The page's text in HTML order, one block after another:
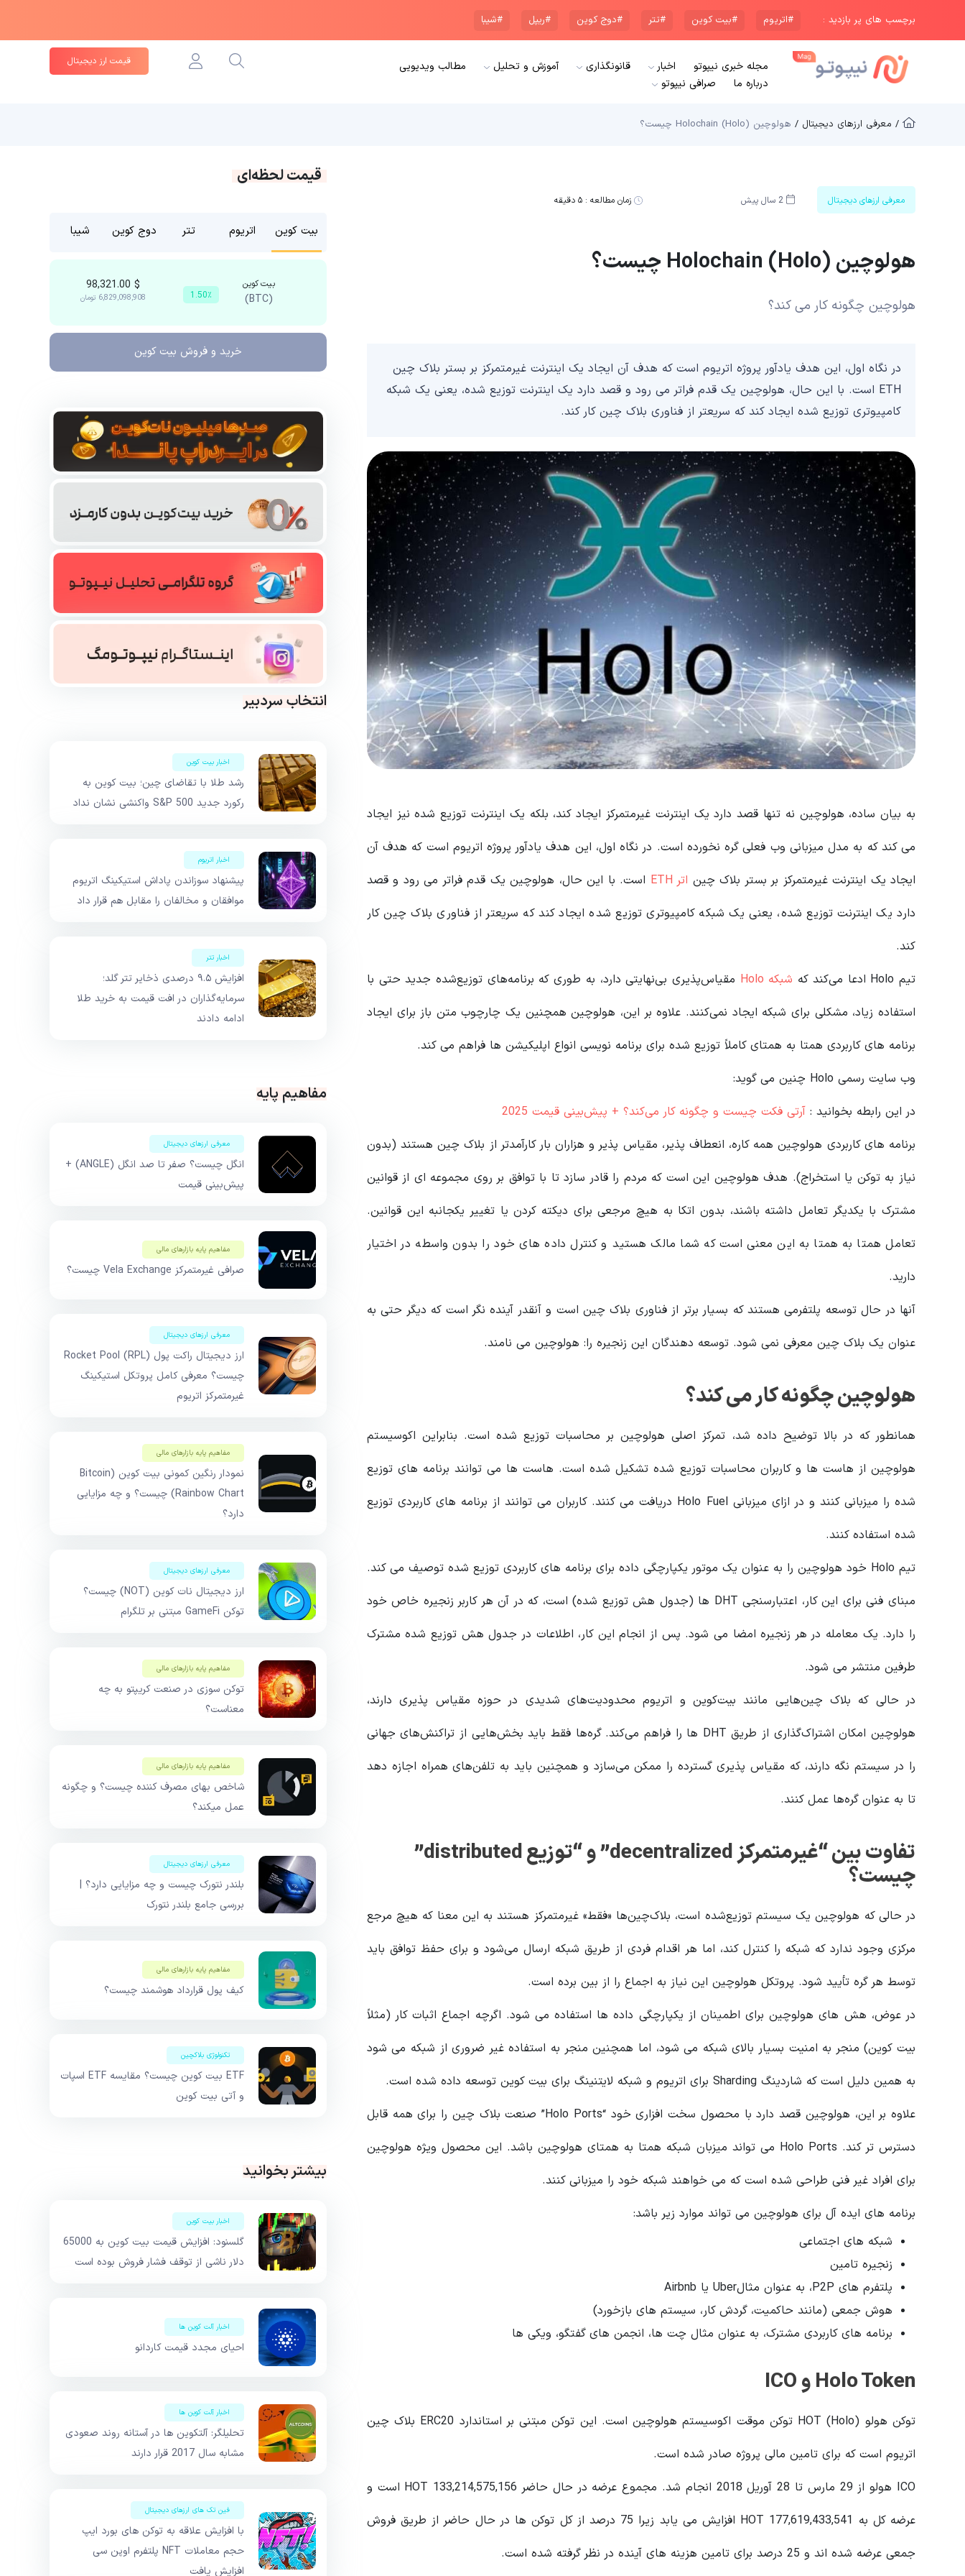
برچسب های پر بازدید : #اتریوم #بیت کوین #تتر #دوج کوین #ریپل #شیبا
مجله خبری نیپوتو اخبار قانونگذاری آموزش و تحلیل
مطالب ویدیویی
درباره ما
صرافی نیپوتو
قیمت ارز دیجیتال
/ معرفی ارزهای دیجیتال / هولوچین Holochain (Holo) چیست؟
معرفی ارزهای دیجیتال 2 سال پیش زمان مطالعه :۵ دقیقه
هولوچین Holochain (Holo) چیست؟
هولوچین چگونه کار می کند؟
در نگاه اول، این هدف یادآور پروژه اتریوم است که هدف آن ایجاد یک اینترنت غیرمتمرکز بر بستر بلاک چین
ETH است. با این حال، هولوچین یک قدم فراتر می رود و قصد دارد یک اینترنت توزیع شده، یعنی یک شبکه
کامپیوتری توزیع شده ایجاد کند که سریعتر از فناوری بلاک چین کار کند.
به بیان ساده، هولوچین نه تنها قصد دارد یک اینترنت غیرمتمرکز ایجاد کند، بلکه یک اینترنت توزیع شده نیز ایجاد
می کند که به مدل میزبانی وب فعلی گره نخورده است. در نگاه اول، این هدف یادآور پروژه اتریوم است که هدف آن
ایجاد یک اینترنت غیرمتمرکز بر بستر بلاک چین اتر ETH
است. با این حال، هولوچین یک قدم فراتر می رود و قصد
دارد یک اینترنت توزیع شده، یعنی یک شبکه کامپیوتری توزیع شده ایجاد کند که سریعتر از فناوری بلاک چین کار
کند.
تیم Holo ادعا می‌کند که
شبکه Holo
مقیاس‌پذیری بی‌نهایتی دارد، به طوری که برنامه‌های توزیع‌شده جدید حتی با
استفاده زیاد، مشکلی برای شبکه ایجاد نمی‌کنند. علاوه بر این، هولوچین همچنین یک چارچوب متن باز برای ایجاد
برنامه های کاربردی همتا به همتای کاملاً توزیع شده برای برنامه نویسی انواع اپلیکیشن ها فراهم می کند.
وب سایت رسمی Holo چنین می گوید:
در این رابطه بخوانید‌ : آرتی فکت چیست و چگونه کار می‌کند؟ + پیش‌بینی قیمت 2025
برنامه های کاربردی هولوچین همه کاره، انعطاف پذیر، مقیاس پذیر و هزاران بار کارآمدتر از بلاک چین هستند (بدون
نیاز به توکن یا استخراج). هدف هولوچین این است که مردم را قادر سازد تا با توافق بر روی مجموعه ای از قوانین
مشترک با یکدیگر تعامل داشته باشند، بدون اتکا به هیچ مرجعی برای دیکته کردن یا تغییر یکجانبه این قوانین.
تعامل همتا به همتا به این معنی است که شما مالک هستید و کنترل داده های خود را بدون واسطه در اختیار
دارید.
آنها در حال توسعه پلتفرمی هستند که بسیار برتر از فناوری بلاک چین است و آنقدر آینده نگر است که دیگر حتی به
عنوان یک بلاک چین معرفی نمی شود. توسعه دهندگان این زنجیره را: هولوچین می نامند.
هولوچین چگونه کار می کند؟
همانطور که در بالا توضیح داده شد، تمرکز اصلی هولوچین بر محاسبات توزیع شده است. بنابراین اکوسیستم
هولوچین از هاست ها و کاربران محاسبات توزیع شده تشکیل شده است. هاست ها می توانند برنامه های توزیع
شده را میزبانی کنند و در ازای میزبانی Holo Fuel دریافت می کنند. کاربران می توانند از برنامه های کاربردی توزیع
شده استفاده کنند.
تیم Holo خود هولوچین را به عنوان یک موتور یکپارچگی داده برای برنامه های کاربردی توزیع شده توصیف می کند.
مبنای فنی برای این کار، اعتبارسنجی DHT ها (جدول هش توزیع شده) است، که در آن هر کاربر زنجیره خاص خود
را دارد. یک معامله در هر زنجیره امضا می شود. پس از انجام این کار، اطلاعات در جدول هش توزیع شده مشترک
طرفین منتشر می شود.
در حالی که بلاک چین‌هایی مانند بیت‌کوین و اتریوم محدودیت‌های شدیدی در حوزه مقیاس پذیری دارند،
هولوچین امکان اشتراک‌گذاری از طریق DHT‌ ها را فراهم می‌کند. گره‌ها فقط باید بخش‌هایی از تراکنش‌های جهانی
را در سیستم نگه دارند، که مقیاس پذیری گسترده را ممکن می‌سازد و همچنین باید به تلفن‌های همراه اجازه دهد
تا به عنوان گره‌ها عمل کنند.
تفاوت بین “غیرمتمرکز decentralized” و “توزیع distributed”
چیست؟
در حالی که هولوچین یک سیستم توزیع‌شده است، بلاک‌چین‌ها «فقط» غیرمتمرکز هستند به این معنا که هیچ مرجع
مرکزی وجود ندارد که شبکه را کنترل کند، اما هر اقدام فردی از طریق شبکه ارسال می‌شود و برای حفظ توافق باید
توسط هر گره تأیید شود. پروتکل هولوچین این نیاز به اجماع را از بین برده است.
در عوض، هش های هولوچین برای اطمینان از یکپارچگی داده ها استفاده می شود. اگرچه اجماع اثبات کار (مثلاً
بیت کوین) منجر به امنیت بسیار بالای شبکه می شود، اما همچنین منجر به استفاده غیر ضروری از شبکه می شود
به همین دلیل است که شاردینگ Sharding برای اتریوم و شبکه لایتنینگ برای بیت کوین توسعه داده شده است.
علاوه بر این، هولوچین قصد دارد با محصول سخت افزاری خود “Holo Ports” صنعت بلاک چین را برای همه قابل
دسترس تر کند. Holo Ports می تواند میزبان شبکه همتا به همتای هولوچین باشد. این محصول ویژه هولوچین
برای افراد غیر فنی طراحی شده است که می خواهند شبکه خود را میزبانی کنند.
برنامه های ایده آل برای هولوچین می تواند موارد زیر باشد:
شبکه های اجتماعی
زنجیره تامین
پلتفرم های P2P، به عنوان مثالUber یا Airbnb
هوش جمعی (مانند حاکمیت، گردش کار، سیستم های بازخورد)
برنامه های کاربردی مشترک، به عنوان مثال چت ها، انجمن های گفتگو، ویکی ها
Holo Token و ICO
توکن هولو HOT (Holo) توکن موقت اکوسیستم هولوچین است. این توکن مبتنی بر استاندارد ERC20 بلاک چین
اتریوم است که برای تامین مالی پروژه صادر شده است.
ICO هولو از 29 مارس تا 28 آوریل 2018 انجام شد. مجموع عرضه در حال حاضر 133,214,575,156 HOT است و
عرضه کل به 177,619,433,541 HOT افزایش می یابد زیرا 75 درصد از کل توکن ها در حال حاضر از طریق فروش
جمعی عرضه شده اند و 25 درصد برای تامین هزینه های آینده در نظر گرفته شده است.
قیمت لحظه‌ای
بیت کوین اتریوم تتر دوج کوین شیبا
بیت کوین
(BTC) 1.50٪
$
6,829,098,908 تومان
خرید و فروش بیت کوین
انتخاب سردبیر
اخبار بیت کوین
رشد طلا با تقاضای چین؛ بیت کوین به
رکورد جدید S&P 500 واکنشی نشان نداد
اخبار اتریوم
پیشنهاد سوزاندن پاداش استیکینگ اتریوم
موافقان و مخالفان را مقابل هم قرار داد
اخبار تتر
افزایش ۹.۵ درصدی ذخایر تتر گلد؛
سرمایه‌گذاران در افت قیمت به خرید طلا
ادامه دادند
مفاهیم پایه
معرفی ارزهای دیجیتال
انگل چیست؟ صفر تا صد انگل (ANGLE) +
پیش‌بینی قیمت
مفاهیم پایه بازار‌های مالی
صرافی غیرمتمرکز Vela Exchange چیست؟
معرفی ارزهای دیجیتال
ارز دیجیتال راکت پول Rocket Pool (RPL)
چیست؟ معرفی کامل پروتکل استیکینگ
غیرمتمرکز اتریوم
مفاهیم پایه بازار‌های مالی
نمودار رنگین کمونی بیت کوین (Bitcoin
Rainbow Chart) چیست؟ و چه مزایایی
دارد؟
معرفی ارزهای دیجیتال
ارز دیجیتال نات کوین (NOT) چیست؟
توکن GameFi مبتنی بر تلگرام
مفاهیم پایه بازار‌های مالی
توکن سوزی در صنعت کریپتو به چه
معناست؟
مفاهیم پایه بازار‌های مالی
شاخص بهای مصرف کننده چیست؟ و چگونه
عمل میکند؟
معرفی ارزهای دیجیتال
بلندر نتورک چیست و چه مزایایی دارد؟ |
بررسی جامع بلندر نتورک
مفاهیم پایه بازار‌های مالی
کیف پول قرارداد هوشمند چیست؟
تکنولوژی بلاکچین
ETF بیت کوین چیست؟ مقایسه ETF اسپات
و آتی بیت کوین
بیشتر بخوانید
اخبار بیت کوین
گلسنود: افزایش قیمت بیت کوین به 65000
دلار ناشی از توقف فشار فروش بوده است
اخبار آلت کوین ها
احیای مجدد قیمت کاردانو
اخبار آلت کوین ها
تحلیلگر: آلتکوین ها در آستانه روند صعودی
مشابه سال 2017 قرار دارند
فین تک های ارزهای دیجیتال
با افزایش علاقه به توکن های بورد ایپ
حجم معاملات NFT پلتفرم اوپن سی
افزایش یافت